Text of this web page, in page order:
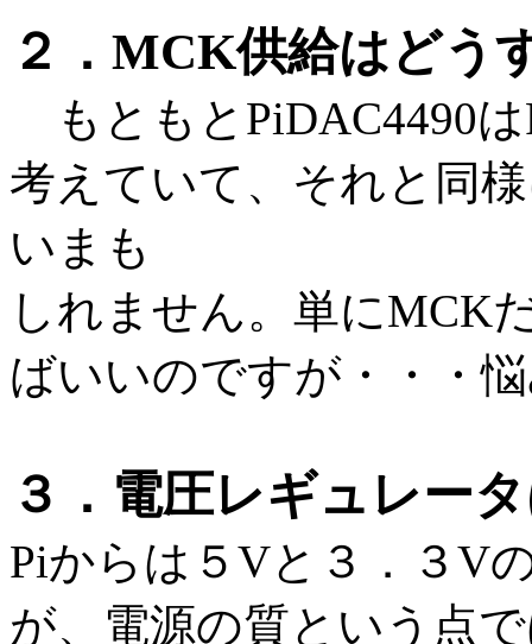
２．MCK供給はどう
もともとPiDAC4490は
考えていて、それと同
いまも
しれません。単にMCK
ばいいのですが・・・
３．電圧レギュレー
Piからは５Vと３．３V
が、電源の質という点